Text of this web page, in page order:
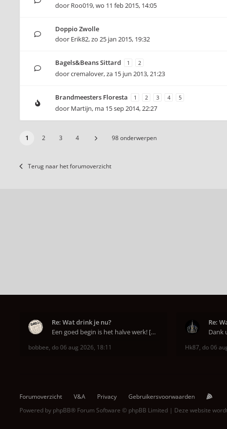
door Roo019,wo 11 feb 2015, 14:05
Doppio Zwolle
door Erik82,zo 25 jan 2015, 19:32
Bagels&Beans Sittard 1 2
doorcremalover,za 15 jun 2013, 21:23
Brandmeesters Floresta 1 2 3 4 5
door Martijn, ma 15 sep 2014, 22:27
1 2 3 4 98 onderwerpen
Terug naar het forumoverzicht
Re: Wat drink je nu?
Een goed begin is het halve werk! [emoji6]
bobbee, do 06 aug 2026, 18:11
Re:
Hk87, do 06
Forumoverzicht V&A Privacy Gebruikersvoorwaarden
Powered by phpBB® Forum Software © phpBB Limited | Deze website